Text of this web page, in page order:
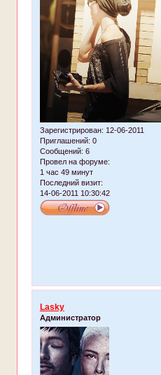
Зарегистрирован: 12-06-2011
Приглашений: 0
Сообщений: 6
Провел на форуме:
1 час 49 минут
Последний визит:
14-06-2011 10:30:42
Lasky
Администратор